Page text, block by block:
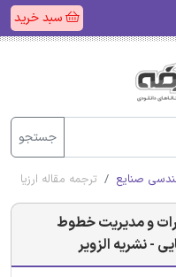
سبد خرید
جستجو
صنایع ترجمه مقاله
و مدیریت خطوط
- نشریه الزویر